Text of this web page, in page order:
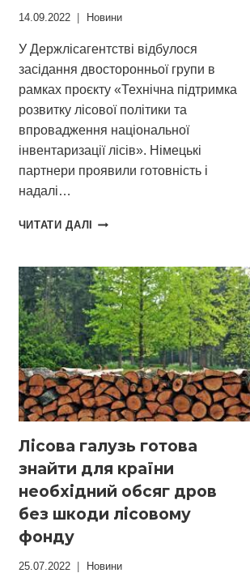
14.09.2022 Новини
У Держлісагентстві відбулося
засідання двосторонньої групи в
рамках проєкту «Технічна підтримка
розвитку лісової політики та
впровадження національної
інвентаризації лісів». Німецькі
партнери проявили готовність і
надалі…
ЧИТАТИ ДАЛІ
НАЦІОНАЛЬНА
УКРАЇНИ
ПРОДОВЖУЄТЬСЯ
Лісова галузь готова
знайти для країни
необхідний обсяг дров
без шкоди лісовому
фонду
25.07.2022 Новини